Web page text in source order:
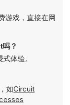
游戏，直接在网
？
体验。
如Circuit